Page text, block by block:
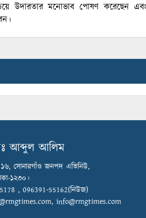
উদারতার মনোভাব পোষণ করেছেন
আব্দুল আলিম
সোনারগাঁও জনপদ এভিনিউ,
১২৩০।
, 096391-55162(নিউজ)
, info@rmgtimes.com